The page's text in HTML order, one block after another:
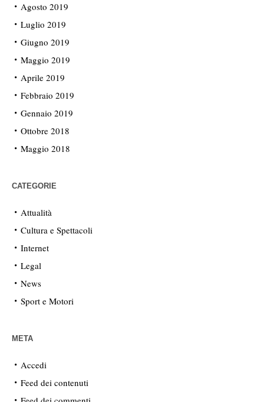
Agosto 2019
Luglio 2019
Giugno 2019
Maggio 2019
Aprile 2019
Febbraio 2019
Gennaio 2019
Ottobre 2018
Maggio 2018
CATEGORIE
Attualità
Cultura e Spettacoli
Internet
Legal
News
Sport e Motori
META
Accedi
Feed dei contenuti